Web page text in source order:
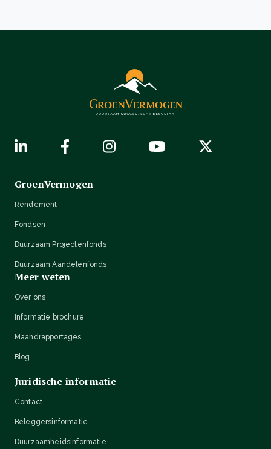
GroenVermogen
Rendement
Fondsen
Duurzaam Projectenfonds
Duurzaam Aandelenfonds
Meer weten
Over ons
Informatie brochure
Maandrapportages
Blog
Juridische informatie
Contact
Beleggersinformatie
Duurzaamheidsinformatie